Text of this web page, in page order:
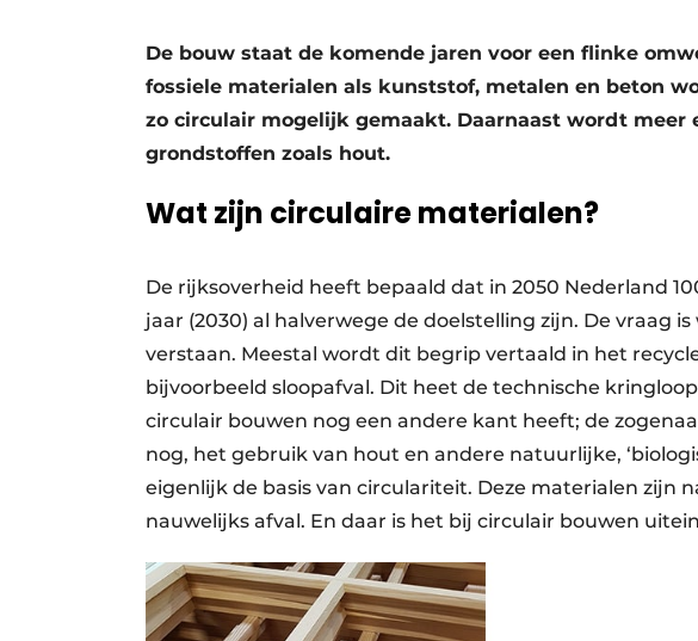
Vacatures
Video’s
Werben
De bouw staat de komende jaren voor een flinke
fossiele materialen als kunststof, metalen en beton
zo circulair mogelijk gemaakt. Daarnaast wordt meer
grondstoffen zoals hout.
Wat zijn circulaire materialen?
De rijksoverheid heeft bepaald dat in 2050 Nederland
jaar (2030) al halverwege de doelstelling zijn. De vraag
verstaan. Meestal wordt dit begrip vertaald in het
bijvoorbeeld sloopafval. Dit heet de technische
circulair bouwen nog een andere kant heeft; de
nog, het gebruik van hout en andere natuurlijke,
eigenlijk de basis van circulariteit. Deze materialen zijn
nauwelijks afval. En daar is het bij circulair bouwen